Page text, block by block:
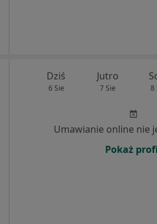
Dziś
6 Sie
Jutro
7 Sie 8
Umawianie online nie
Pokaż